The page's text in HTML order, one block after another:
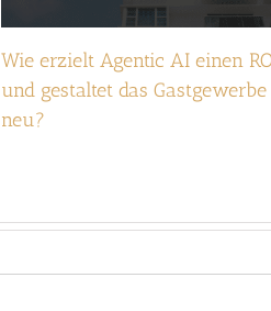
Wie erzielt Agentic AI einen
und gestaltet das Gastgewerbe
neu?